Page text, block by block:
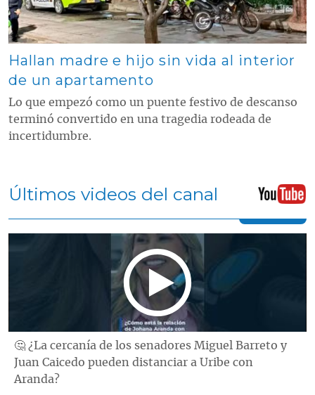
Hallan madre e hijo sin vida al interior
de un apartamento
Lo que empezó como un puente festivo de descanso
terminó convertido en una tragedia rodeada de
incertidumbre.
Últimos videos del canal
🤔 ¿La cercanía de los senadores Miguel Barreto y
Juan Caicedo pueden distanciar a Uribe con
Aranda?